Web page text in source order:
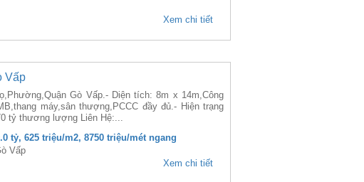
Xem chi tiết
Vấp
Gò Vấp.- Diện tích: 8m x 14m,Công
máy,sân thượng,PCCC đầy đủ.- Hiện trạng
tỷ thương lượng Liên Hệ:...
tỷ, 625 triệu/m2, 8750 triệu/mét ngang
Vấp
Xem chi tiết